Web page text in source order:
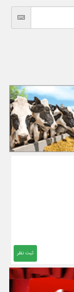
ثبت نظر